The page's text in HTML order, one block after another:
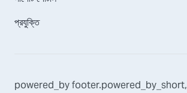
প্রযুক্তি
powered_byfooter.powered_by_short,